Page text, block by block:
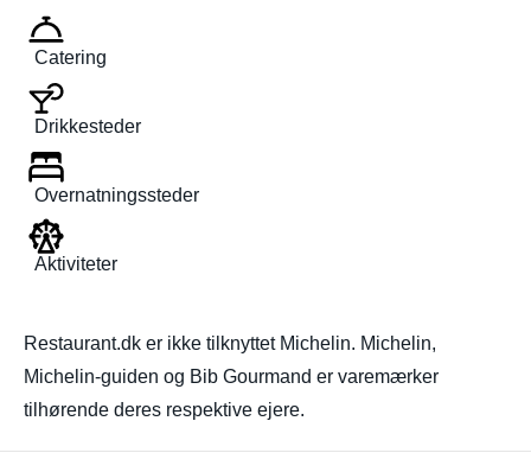
Catering
Drikkesteder
Overnatningssteder
Aktiviteter
Restaurant.dk er ikke tilknyttet Michelin. Michelin,
Michelin-guiden og Bib Gourmand er varemærker
tilhørende deres respektive ejere.